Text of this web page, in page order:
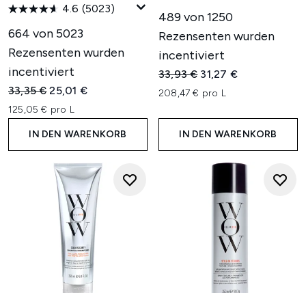
4.6 (5023)
664 von 5023
Rezensenten wurden
incentiviert
Unverbindliche Preisempfehlung:
33,35 €Aktueller Preis:
25,01 €
125,05 € pro L
IN DEN WARENKORB
489 von 1250
Rezensenten wurden
incentiviert
Unverbindliche
33,93 € Aktueller Preis:
31,27 €
208,47 € pro L
IN DEN WARENKORB